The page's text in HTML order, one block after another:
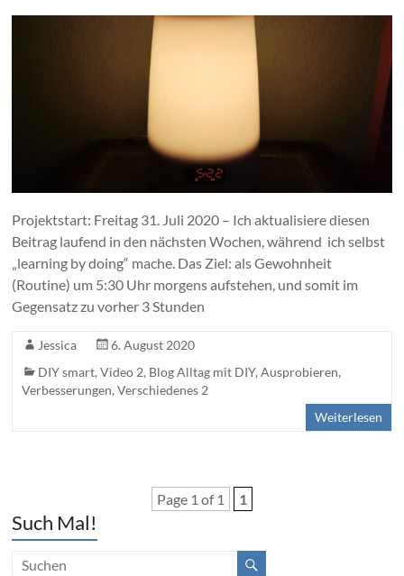
Projektstart: Freitag 31. Juli 2020 – Ich aktualisiere diesen
Beitrag laufend in den nächsten Wochen, während ich selbst
„learning by doing“ mache. Das Ziel: als Gewohnheit
(Routine) um 5:30 Uhr morgens aufstehen, und somit im
Gegensatz zu vorher 3 Stunden
Jessica
6. August 2020
DIY smart,Video 2, Blog Alltag mit DIY, Ausprobieren,
Verbesserungen,Verschiedenes 2
Weiterlesen
Page 1 of 1 1
Such Mal!